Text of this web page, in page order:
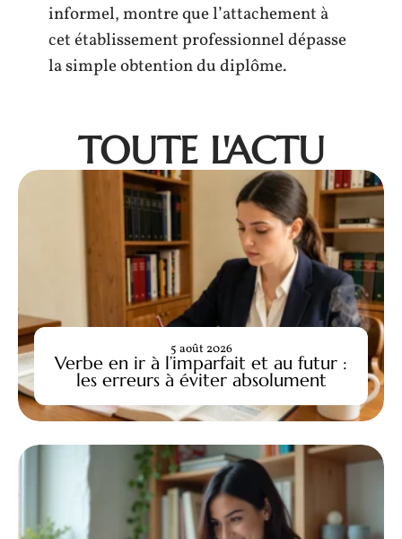
informel, montre que l’attachement à
cet établissement professionnel dépasse
la simple obtention du diplôme.
TOUTE L'ACTU
Verbe en ir à l’imparfait et au futur :
les erreurs à éviter absolument
5 août 2026